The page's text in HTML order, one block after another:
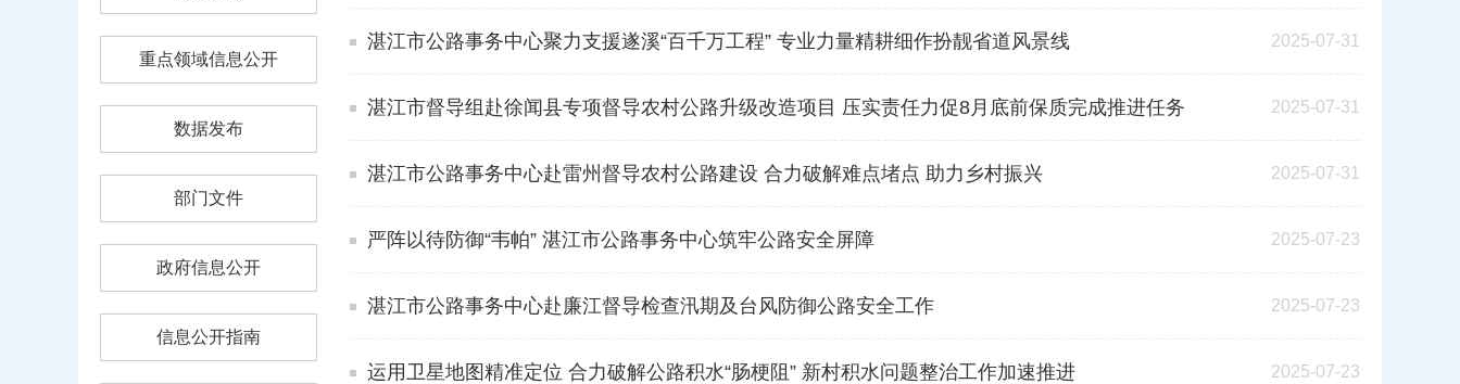
重点领域信息公开
数据发布
部门文件
政府信息公开
信息公开指南
湛江市公路事务中心聚力支援遂溪“百千万工程” 专业力量精耕细作扮靓省道风景线 2025-07-31
湛江市督导组赴徐闻县专项督导农村公路升级改造项目 压实责任力促8月底前保质完成推进任务 2025-07-31
湛江市公路事务中心赴雷州督导农村公路建设 合力破解难点堵点 助力乡村振兴 2025-07-31
严阵以待防御“韦帕” 湛江市公路事务中心筑牢公路安全屏障 2025-07-23
湛江市公路事务中心赴廉江督导检查汛期及台风防御公路安全工作 2025-07-23
运用卫星地图精准定位 合力破解公路积水“肠梗阻” 新村积水问题整治工作加速推进 2025-07-23